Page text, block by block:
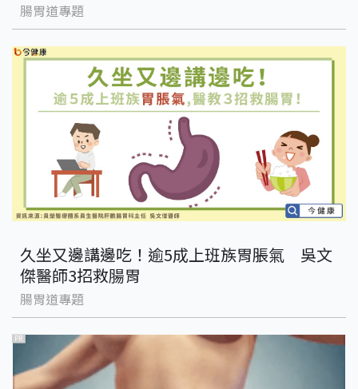
腸胃道專題
久坐又邊講邊吃！逾5成上班族胃脹氣 吳文
傑醫師3招救腸胃
腸胃道專題
PR